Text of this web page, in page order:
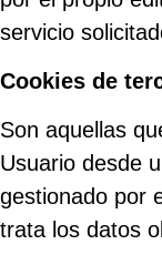
servicio
Cookies de
Son aquellas
Usuario desde
gestionado por
trata los datos